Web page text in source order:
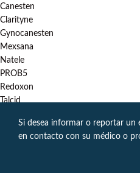
Canesten
Clarityne
Gynocanesten
Mexsana
Natele
PROB5
Redoxon
Talcid
Si desea informar o reportar un
en contacto con su médico o